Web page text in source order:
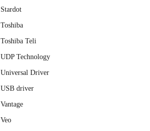
Stardot
Toshiba
Toshiba Teli
UDP Technology
Universal Driver
USB driver
Vantage
Veo